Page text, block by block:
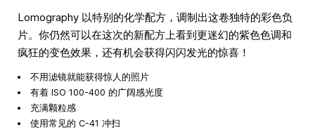
Lomography 以特别的化学配方，调制出这卷独特的彩色负
片。你仍然可以在这次的新配方上看到更迷幻的紫色色调和
疯狂的变色效果，还有机会获得闪闪发光的惊喜！
不用滤镜就能获得惊人的照片
有着 ISO 100-400 的广阔感光度
充满颗粒感
使用常见的 C-41 冲扫